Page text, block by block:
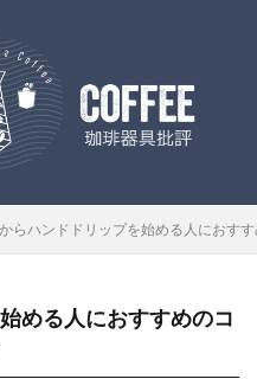
らハンドドリップを始める人におす
める人におすすめのコ